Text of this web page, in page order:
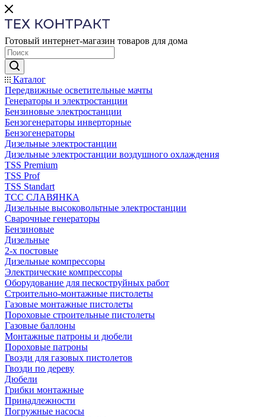
Готовый интернет-магазин товаров для дома
Каталог
Передвижные осветительные мачты
Генераторы и электростанции
Бензиновые электростанции
Бензогенераторы инверторные
Бензогенераторы
Дизельные электростанции
Дизельные электростанции воздушного охлаждения
TSS Premium
TSS Prof
TSS Standart
ТСС СЛАВЯНКА
Дизельные высоковольтные электростанции
Сварочные генераторы
Бензиновые
Дизельные
2-х постовые
Дизельные компрессоры
Электрические компрессоры
Оборудование для пескоструйных работ
Строительно-монтажные пистолеты
Газовые монтажные пистолеты
Пороховые строительные пистолеты
Газовые баллоны
Монтажные патроны и дюбели
Пороховые патроны
Гвозди для газовых пистолетов
Гвозди по дереву
Дюбели
Грибки монтажные
Принадлежности
Погружные насосы